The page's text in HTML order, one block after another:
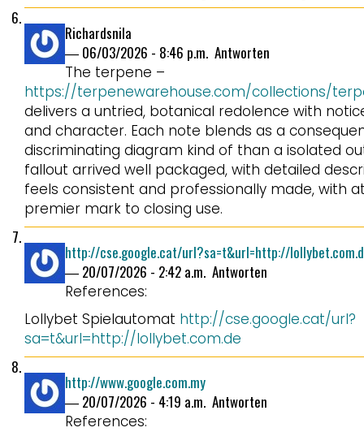
Richardsnila
― 06/03/2026 - 8:46 p.m. Antworten
The terpene –
https://terpenewarehouse.com/collections/
delivers a untried, botanical redolence with
and character. Each note blends as a
discriminating diagram kind of than a isolated
fallout arrived well packaged, with detailed
feels consistent and professionally made, with
premier mark to closing use.
http://cse.google.cat/url?sa=t&url=http://
― 20/07/2026 - 2:42 a.m. Antworten
References:
Lollybet Spielautomat http://cse.google.cat/url?
sa=t&url=http://lollybet.com.de
http://www.google.com.my
― 20/07/2026 - 4:19 a.m. Antworten
References: